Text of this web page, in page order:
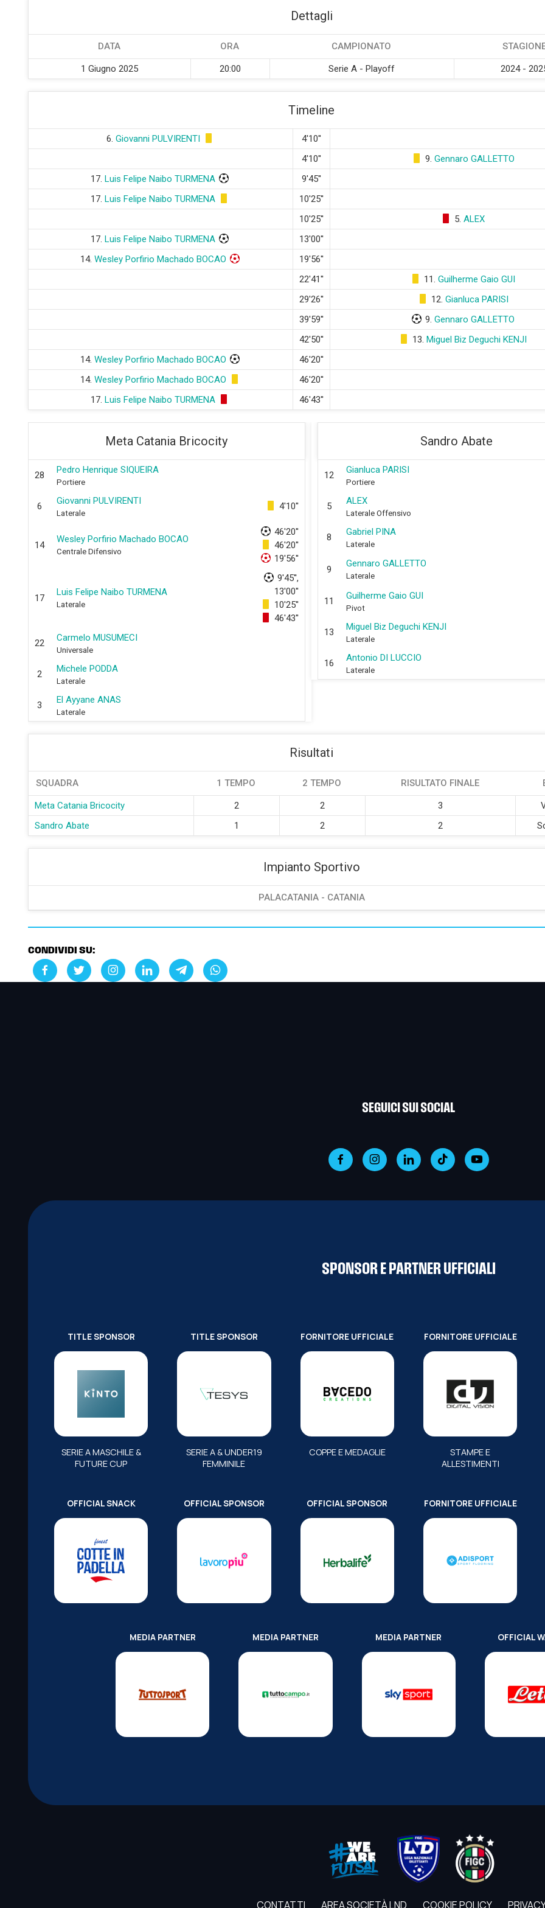
Dettagli
DATA ORA CAMPIONATO
1 Giugno 2025 20:00 Serie A - Playoff 2024 -
Timeline
6. Giovanni PULVIRENTI
4'10''
4'10''
9. Gennaro GALLETTO
17. Luis Felipe Naibo TURMENA
9'45''
17. Luis Felipe Naibo TURMENA
10'25''
10'25''
5.ALEX
17. Luis Felipe Naibo TURMENA
13'00''
14. Wesley Porfirio Machado BOCAO
19'56''
22'41''
11.Guilherme Gaio GUI
29'26''
12. Gianluca PARISI
39'59''
9. Gennaro GALLETTO
42'50''
13. Miguel Biz Deguchi KENJI
14. Wesley Porfirio Machado BOCAO
46'20''
14. Wesley Porfirio Machado BOCAO
46'20''
17. Luis Felipe Naibo TURMENA 46'43''
Meta Catania Bricocity
28 Pedro Henrique SIQUEIRA
Portiere
6 Giovanni PULVIRENTI
Laterale
4'10''
14
Wesley Porfirio Machado BOCAO
Centrale Difensivo
46'20''
46'20''
19'56''
17
Luis Felipe Naibo TURMENA
Laterale
9'45'',
13'00''
10'25''
46'43''
22 Carmelo MUSUMECI
Universale
2 Michele PODDA
Laterale
3 El Ayyane ANAS
Laterale
Sandro Abate
12 Gianluca PARISI
Portiere
5 ALEX
Laterale Offensivo
8 Gabriel PINA
Laterale
9
Gennaro GALLETTO
Laterale
11 Guilherme Gaio GUI
Pivot
13 Miguel Biz Deguchi KENJI
Laterale
16 Antonio DI LUCCIO
Laterale
Risultati
SQUADRA 1 TEMPO 2 TEMPO RISULTATO FINALE
Meta Catania Bricocity 2 2 3
Sandro Abate
1 2 2
Impianto Sportivo
PALACATANIA - CATANIA
CONDIVIDI SU:
SEGUICI SUI SOCIAL
SPONSOR E PARTNER UFFICIALI
TITLE SPONSOR
SERIE A MASCHILE &
FUTURE CUP
TITLE SPONSOR
SERIE A & UNDER19
FEMMINILE
FORNITORE UFFICIALE
COPPE E MEDAGLIE
FORNITORE UFFICIALE
STAMPE E
ALLESTIMENTI
OFFICIAL SNACK OFFICIAL SPONSOR OFFICIAL SPONSOR FORNITORE UFFICIALE
MEDIA PARTNER MEDIA PARTNER MEDIA PARTNER OFFICIAL
CONTATTI AREA SOCIETÀ LND COOKIE POLICY